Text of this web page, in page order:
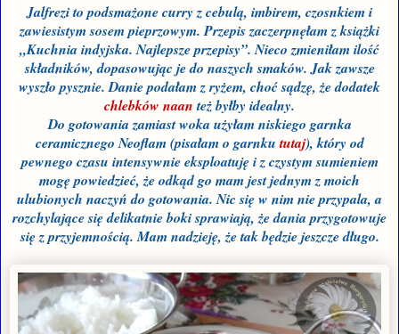
Jalfrezi to podsmażone curry z cebulą, imbirem, czosnkiem i
zawiesistym sosem pieprzowym. Przepis zaczerpnęłam z książki
„Kuchnia indyjska. Najlepsze przepisy”. Nieco zmieniłam ilość
składników, dopasowując je do naszych smaków. Jak zawsze
wyszło pysznie. Danie podałam z ryżem, choć sądzę, że dodatek
chlebków naanteż byłby idealny.
Do gotowania zamiast woka użyłam niskiego garnka
ceramicznego Neoflam (pisałam o garnkututaj), który od
pewnego czasu intensywnie eksploatuję i z czystym sumieniem
mogę powiedzieć, że odkąd go mam jest jednym z moich
ulubionych naczyń do gotowania. Nic się w nim nie przypala, a
rozchylające się delikatnie boki sprawiają, że dania przygotowuje
się z przyjemnością. Mam nadzieję, że tak będzie jeszcze długo.